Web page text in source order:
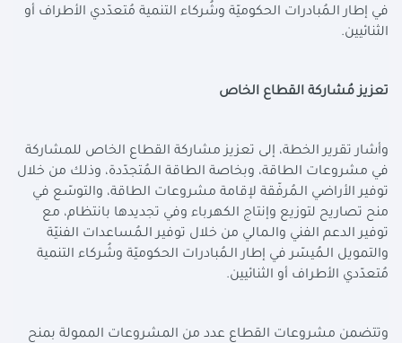
في إطار الـمُبادرات الحكوميّة وشُركاء التنمية مُتعدّدي الأطراف أو
الثنائيين.
تعزيز مُشاركة القطاع الخاص
وأشار تقرير الخطة، إلى تعزيز مشاركة القطاع الخاص للمشاركة
في مشروعات الطاقة، وبخاصة الطاقة الـمُتجدّدة، وذلك من خلال
توفير الأراضي الـمُرفّقة لإقامة مشروعات الطاقة، والتوسّع في
منح تصاريح لتوزيع وإنتاج الكهرباء وفي تجديدها بانتظام، مع
توفير الدعم الفني والـمالي من خلال توفير الـمُساعدات الفنيّة
والتمويل الـمُيسّر في إطار الـمُبادرات الحكوميّة وشُركاء التنمية
مُتعدّدي الأطراف أو الثنائيين.
وتتضمن مشروعات القطاع عدد من المشروعات الممولة بمنح